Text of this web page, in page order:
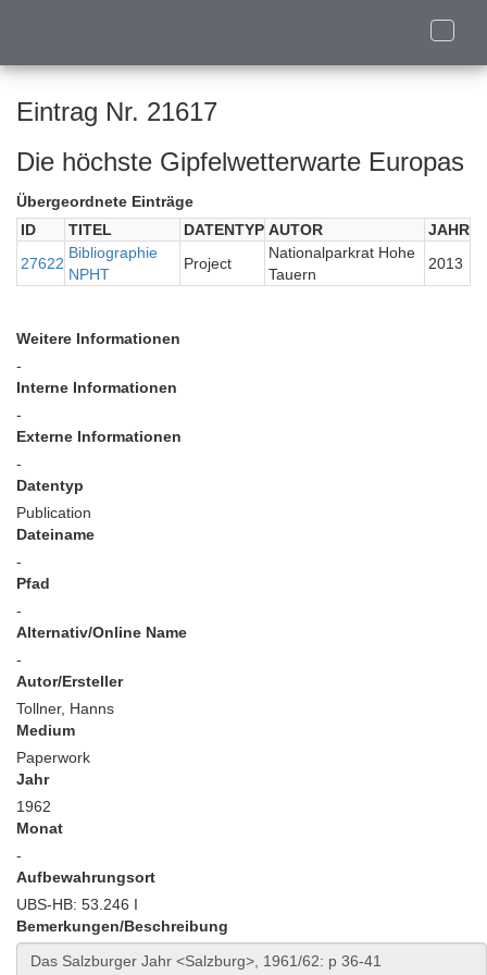
Toggle
Eintrag Nr. 21617
Die höchste Gipfelwetterwarte Europas
Übergeordnete Einträge
ID
TITEL DATENTYP AUTOR
JAHR
27622
Bibliographie
NPHT
Project
Nationalparkrat Hohe
Tauern
2013
Weitere Informationen
-
Interne Informationen
-
Externe Informationen
-
Datentyp
Publication
Dateiname
-
Pfad
-
Alternativ/Online Name
-
Autor/Ersteller
Tollner, Hanns
Medium
Paperwork
Jahr
1962
Monat
-
Aufbewahrungsort
UBS-HB: 53.246 I
Bemerkungen/Beschreibung